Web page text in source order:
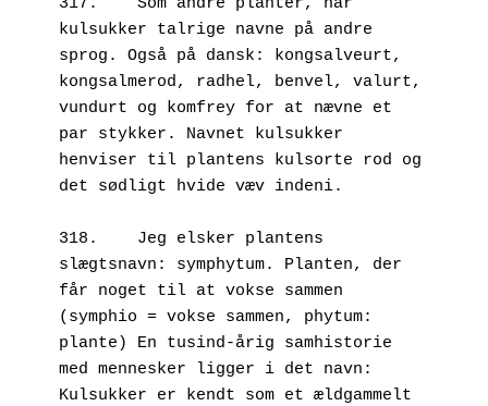
kulsukker talrige navne på andre
sprog. Også på dansk: kongsalveurt,
kongsalmerod, radhel, benvel, valurt,
vundurt og komfrey for at nævne et
par stykker. Navnet kulsukker
henviser til plantens kulsorte rod og
det sødligt hvide væv indeni.
318.	Jeg elsker plantens
slægtsnavn: symphytum. Planten, der
får noget til at vokse sammen
(symphio = vokse sammen, phytum:
plante) En tusind-årig samhistorie
med mennesker ligger i det navn:
Kulsukker er kendt som et ældgammelt